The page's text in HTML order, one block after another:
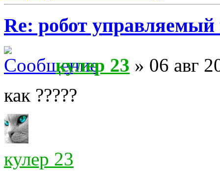
Re: робот управляемый
кулер 23 » 06 авг
как ?????
кулер 23